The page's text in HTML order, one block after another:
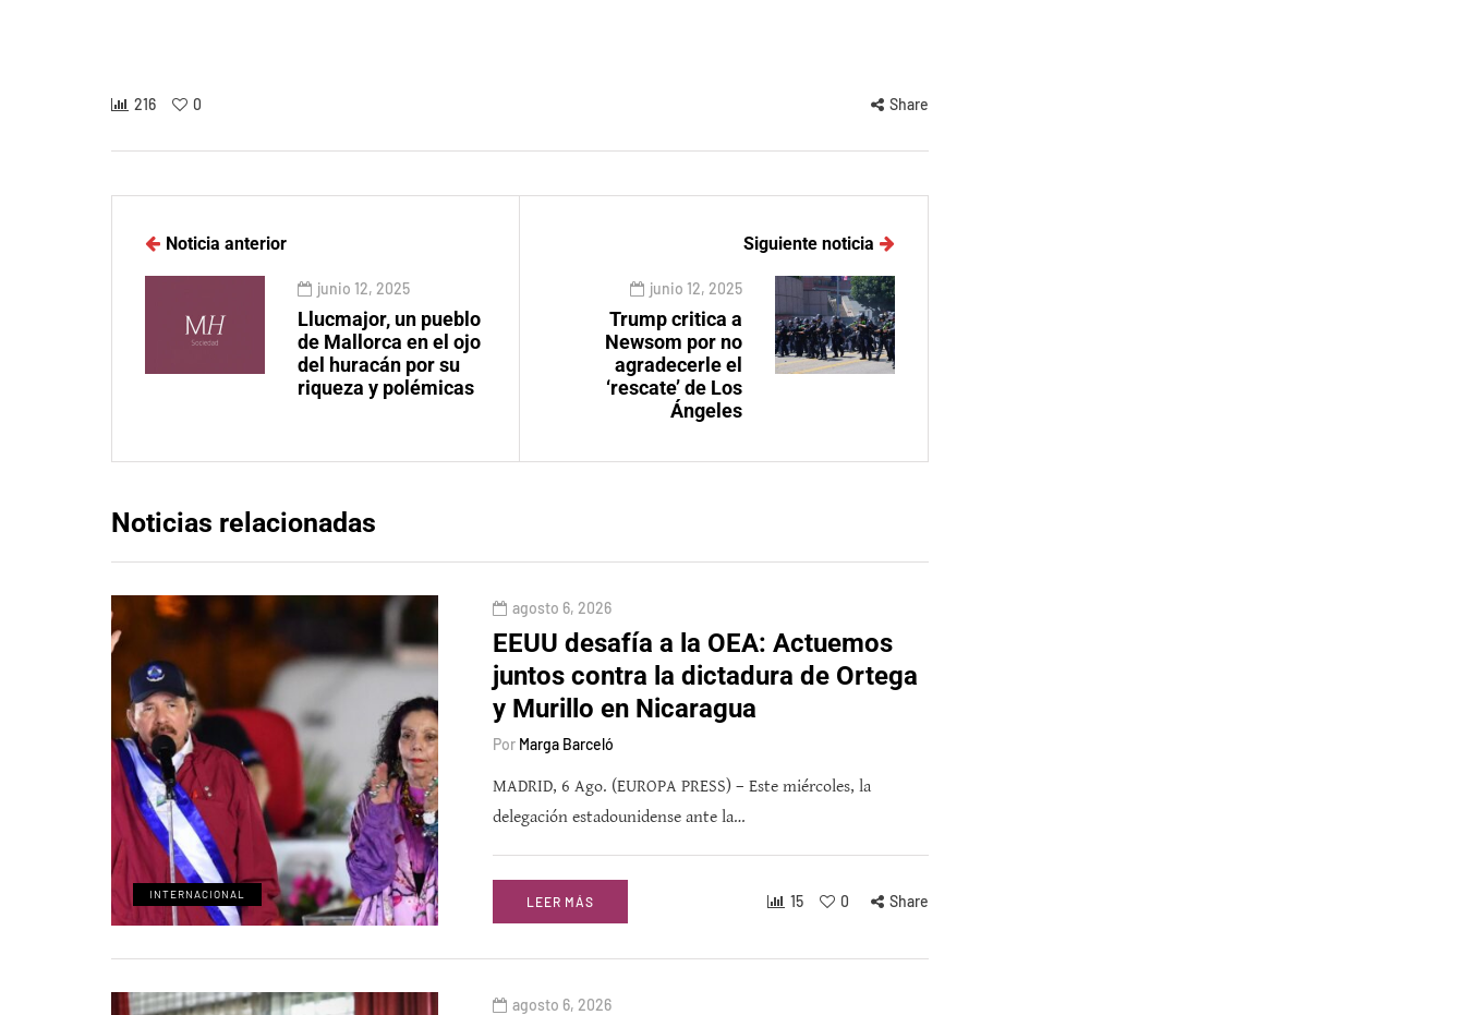
216 0 Share
Noticia anterior
junio 12, 2025
Llucmajor, un pueblo
de Mallorca en el ojo
del huracán por su
riqueza y polémicas
Siguiente noticia
junio 12, 2025
Trump critica a
Newsom por no
agradecerle el
‘rescate’ de Los
Ángeles
Noticias relacionadas
INTERNACIONAL
agosto 6, 2026
EEUU desafía a la OEA: Actuemos
juntos contra la dictadura de Ortega
y Murillo en Nicaragua
Por Marga Barceló
MADRID, 6 Ago. (EUROPA PRESS) – Este miércoles, la
delegación estadounidense ante la…
LEER MÁS 15 0 Share
agosto 6, 2026